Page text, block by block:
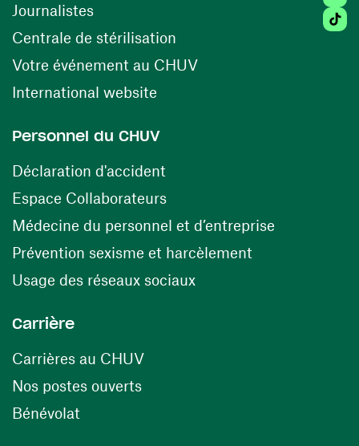
Journalistes
Centrale de stérilisation (opens in a new window)
Votre événement au CHUV(opens in a new
International website
Personnel du CHUV
Déclaration d'accident
Espace Collaborateurs(opens in a new window)
Médecine du personnel et d’entreprise
Prévention sexisme et harcèlement
Usage des réseaux sociaux(opens in a new
Carrière
Carrières au CHUV(opens in a new window)
Nos postes ouverts(opens in a new window)
Bénévolat